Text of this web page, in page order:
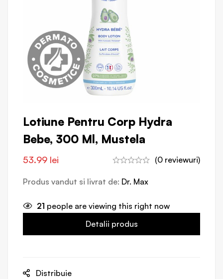
Lotiune Pentru Corp Hydra
Bebe, 300 Ml, Mustela
53.99 lei (0 reviewuri)
Produs vandut si livrat de: Dr. Max
21 people are viewing this right now
Detalii produs
Distribuie